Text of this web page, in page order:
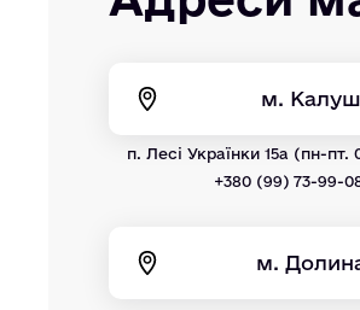
м. Калуш
п. Лесі Українки 15а (пн-пт.
+380 (99) 73-99-
м.